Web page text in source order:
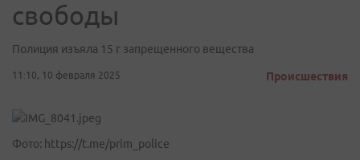
свободы
Полиция изъяла 15 г запрещенного вещества
11:10, 10 февраля 2025 Происшествия
Фото: https://t.me/prim_police